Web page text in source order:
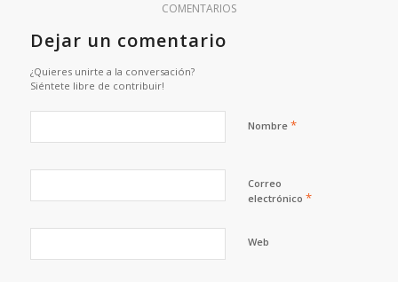
COMENTARIOS
Dejar un comentario
¿Quieres unirte a la conversación?
Siéntete libre de contribuir!
Nombre *
Correo
electrónico *
Web